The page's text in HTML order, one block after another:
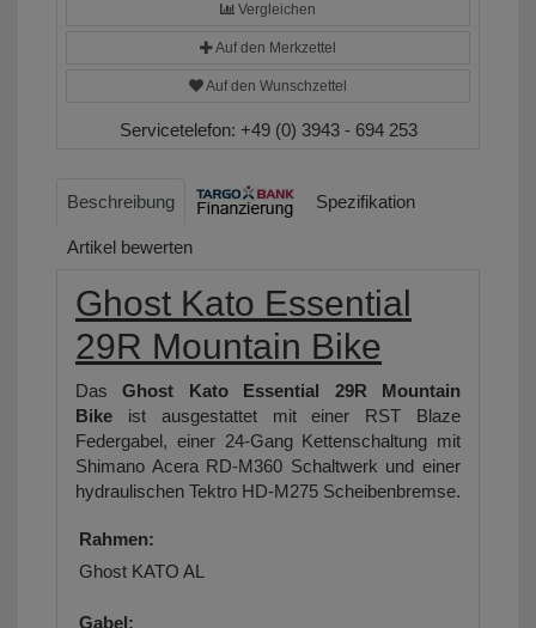
Vergleichen
Auf den Merkzettel
Auf den Wunschzettel
Servicetelefon: +49 (0) 3943 - 694 253
Beschreibung Spezifikation
Artikel bewerten
Ghost Kato Essential
29R Mountain Bike
DasGhost Kato Essential 29R Mountain
Bike ist ausgestattet mit einer RST Blaze
Federgabel, einer 24-Gang Kettenschaltung mit
Shimano Acera RD-M360 Schaltwerk und einer
hydraulischen Tektro HD-M275 Scheibenbremse.
Rahmen:
Ghost KATO AL
Gabel: